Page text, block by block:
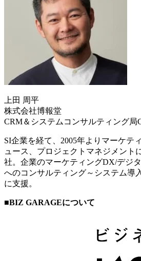
上田 周平
株式会社博報堂
CRM＆システムコンサルティング局
SI企業を経て、2005年よりマーケテ
ュース、プロジェクトマネジメント
社。企業のマーケティングDX/デジ
へのコンサルティング～システム導
に支援。
■BIZ GARAGEについて